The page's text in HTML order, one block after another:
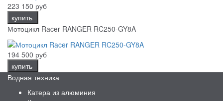
223 150 руб
купить
Мотоцикл Racer RANGER RC250-GY8A
194 500 руб
купить
Водная техника
Катера из алюминия